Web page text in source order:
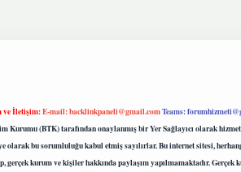
ve İletişim:E-mail:backlinkpaneli@gmail.comTeams:
Kurumu (BTK) tarafından onaylanmış bir Yer Sağlayıcı olarak
bu sorumluluğu kabul etmiş sayılırlar. Bu internet sitesi,
kurum ve kişiler hakkında paylaşım yapılmamaktadır.